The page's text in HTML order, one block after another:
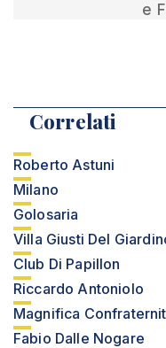
e
Correlati
Roberto Astuni
Milano
Golosaria
Villa Giusti Del
Club Di Papillon
Riccardo Antoniolo
Magnifica
Fabio Dalle Nogare